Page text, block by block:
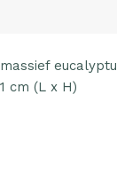
cm (L x H)